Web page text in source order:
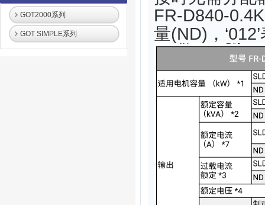
GOT2000系列
GOT SIMPLE系列
FR-D840-
量(ND)，